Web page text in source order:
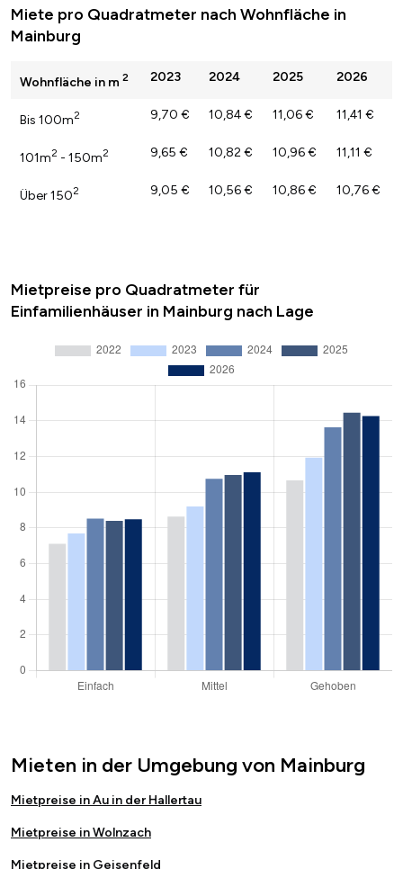
Miete pro Quadratmeter nach Wohnfläche in
Mainburg
Wohnfläche in m 2 2023 2024 2025 2026
Bis 100m2 9,70 € 10,84 € 11,06 € 11,41 €
101m2 - 150m2 9,65 € 10,82 € 10,96 € 11,11 €
Über 1502 9,05 € 10,56 € 10,86 € 10,76 €
Mietpreise pro Quadratmeter für
Einfamilienhäuser in Mainburg nach Lage
Mieten in der Umgebung von Mainburg
Mietpreise in Au in der Hallertau
Mietpreise in Wolnzach
Mietpreise in Geisenfeld